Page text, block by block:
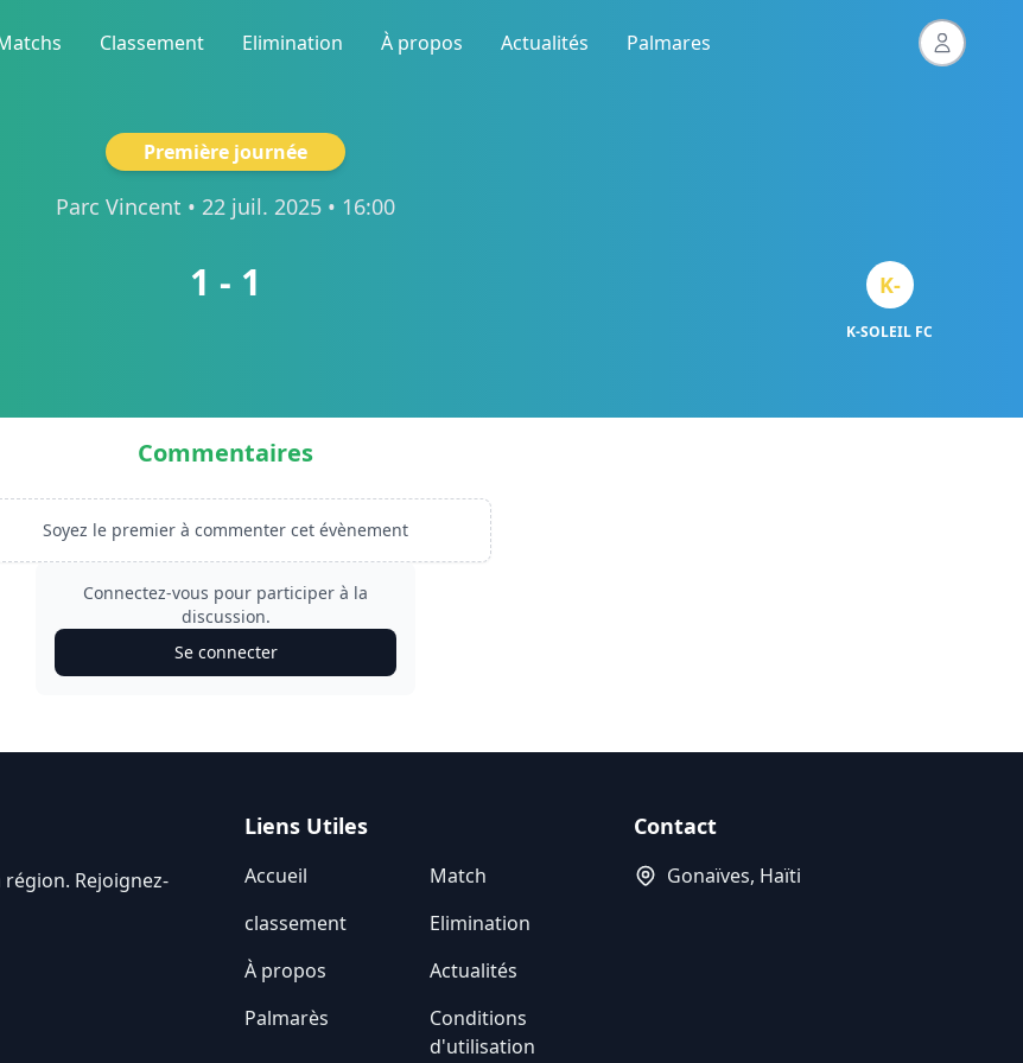
Classement Elimination À propos Actualités Palmares
Première journée
Parc Vincent • 22 juil. 2025 • 16:00
1 - 1 K-
K-SOLEIL FC
Commentaires
Soyez le premier à commenter cet évènement
Connectez-vous pour participer à la
discussion.
Se connecter
Rejoignez-
Liens Utiles
Accueil
Match
classement
Elimination
À propos
Actualités
Palmarès
Conditions
d'utilisation
Contact
Gonaïves, Haïti